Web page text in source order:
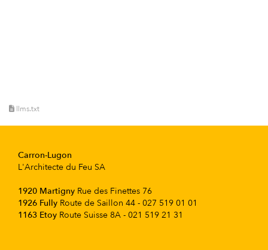
llms.txt
Carron-Lugon
L'Architecte du Feu SA
1920 Martigny Rue des Finettes 76
1926 Fully Route de Saillon 44 - 027 519 01 01
1163 Etoy Route Suisse 8A - 021 519 21 31